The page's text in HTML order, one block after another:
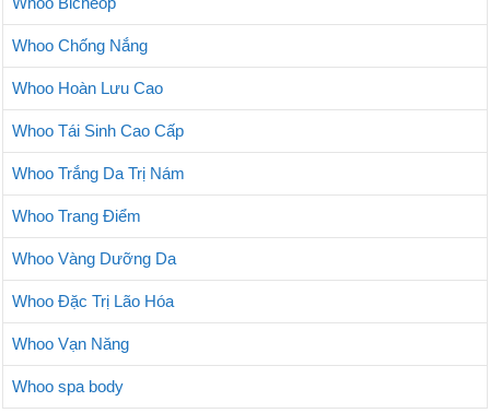
Whoo Chống Nắng
Whoo Hoàn Lưu Cao
Whoo Tái Sinh Cao Cấp
Whoo Trắng Da Trị Nám
Whoo Trang Điểm
Whoo Vàng Dưỡng Da
Whoo Đặc Trị Lão Hóa
Whoo Vạn Năng
Whoo spa body